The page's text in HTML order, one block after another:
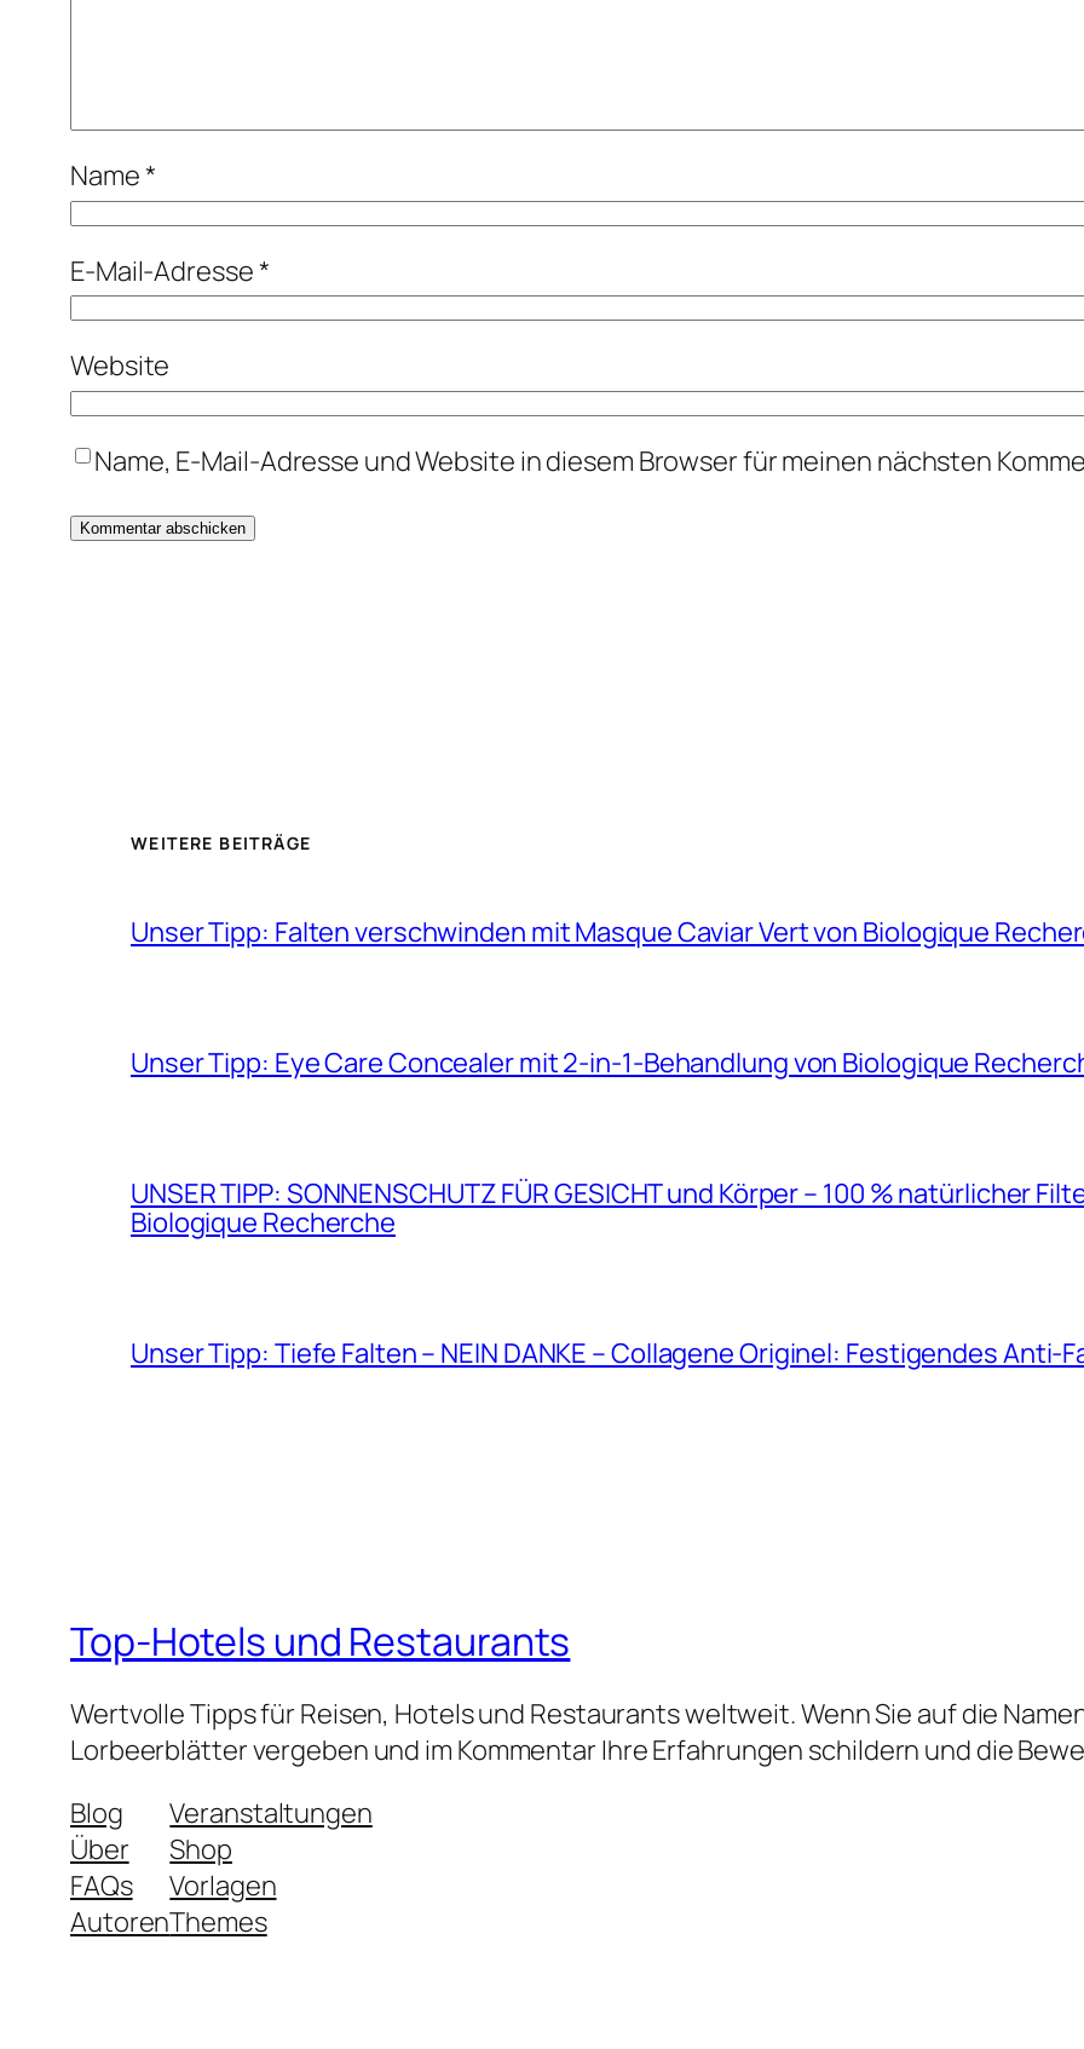
Name*
E-Mail-Adresse*
Website
Name, E-Mail-Adresse und Website in diesem Browser für meinen nächsten
WEITERE BEITRÄGE
Unser Tipp: Falten verschwinden mit Masque Caviar Vert von Biologique
Unser Tipp: Eye Care Concealer mit 2-in-1-Behandlung von Biologique
UNSER TIPP: SONNENSCHUTZ FÜR GESICHT und Körper – 100 % natürlicher
Biologique Recherche
Unser Tipp: Tiefe Falten – NEIN DANKE – Collagene Originel: Festigendes Anti-
Top-Hotels und Restaurants
Wertvolle Tipps für Reisen, Hotels und Restaurants weltweit. Wenn Sie auf die
Lorbeerblätter vergeben und im Kommentar Ihre Erfahrungen schildern und die
Blog
Über
FAQs
Autoren
Veranstaltungen
Shop
Vorlagen
Themes